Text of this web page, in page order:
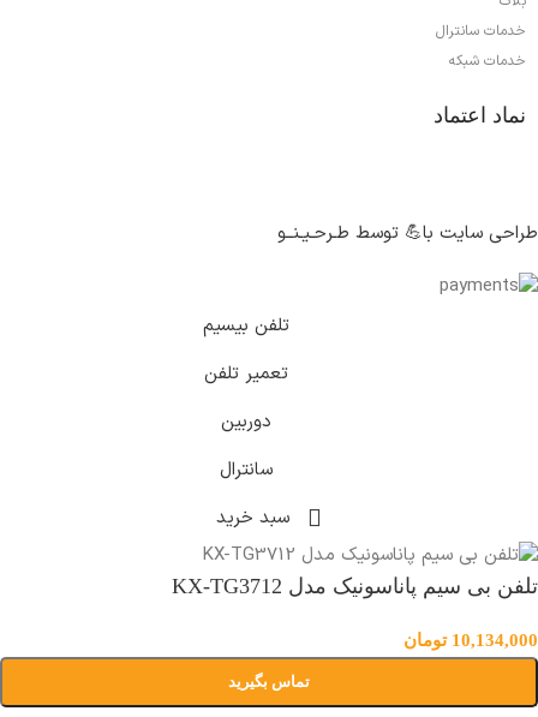
خدمات سانترال
خدمات شبکه
نماد اعتماد
طراحی سایت با💪 توسط طـرحـیـنــو
تلفن بیسیم
تعمیر تلفن
دوربین
سانترال
سبد خرید
تلفن بی سیم پاناسونیک مدل KX-TG3712
10,134,000 تومان
تماس بگیرید